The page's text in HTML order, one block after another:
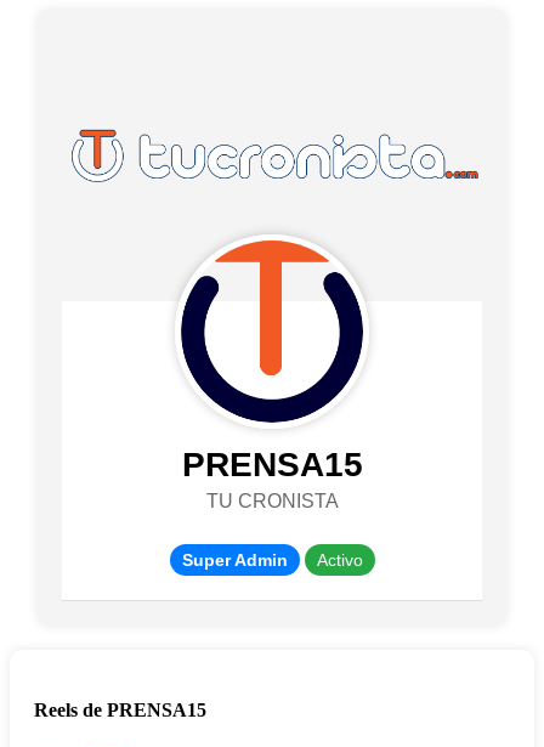
PRENSA15
TU CRONISTA
Super Admin Activo
Reels de PRENSA15